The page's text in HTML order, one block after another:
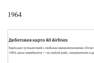
1964